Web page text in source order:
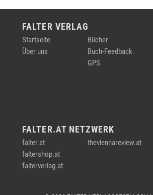
FALTER VERLAG
Startseite
Über uns
Bücher
Buch-Feedback
GPS
FALTER.AT NETZWERK
falter.at
faltershop.at
falterverlag.at
theviennareview.at